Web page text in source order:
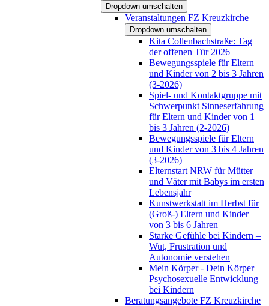
Dropdown umschalten
Veranstaltungen FZ Kreuzkirche
Dropdown umschalten
Kita Collenbachstraße: Tag
der offenen Tür 2026
Bewegungsspiele für Eltern
und Kinder von 2 bis 3 Jahren
(3-2026)
Spiel- und Kontaktgruppe mit
Schwerpunkt Sinneserfahrung
für Eltern und Kinder von 1
bis 3 Jahren (2-2026)
Bewegungsspiele für Eltern
und Kinder von 3 bis 4 Jahren
(3-2026)
Elternstart NRW für Mütter
und Väter mit Babys im ersten
Lebensjahr
Kunstwerkstatt im Herbst für
(Groß-) Eltern und Kinder
von 3 bis 6 Jahren
Starke Gefühle bei Kindern –
Wut, Frustration und
Autonomie verstehen
Mein Körper - Dein Körper
Psychosexuelle Entwicklung
bei Kindern
Beratungsangebote FZ Kreuzkirche